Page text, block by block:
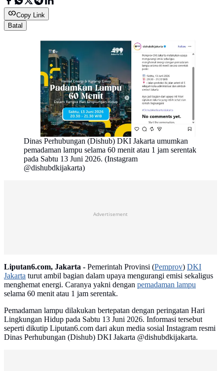
Copy Link
Batal
Dinas Perhubungan (Dishub) DKI Jakarta umumkan
pemadaman lampu selama 60 menit atau 1 jam serentak
pada Sabtu 13 Juni 2026. (Instagram
@dishubdkijakarta)
Advertisement
Liputan6.com, Jakarta - Pemerintah Provinsi (Pemprov) DKI
Jakarta turut ambil bagian dalam upaya mengurangi emisi sekaligus
menghemat energi. Caranya yakni dengan pemadaman lampu
selama 60 menit atau 1 jam serentak.
Pemadaman lampu dilakukan bertepatan dengan peringatan Hari
Lingkungan Hidup pada Sabtu 13 Juni 2026. Informasi tersebut
seperti dikutip Liputan6.com dari akun media sosial Instagram resmi
Dinas Perhubungan (Dishub) DKI Jakarta @dishubdkijakarta.